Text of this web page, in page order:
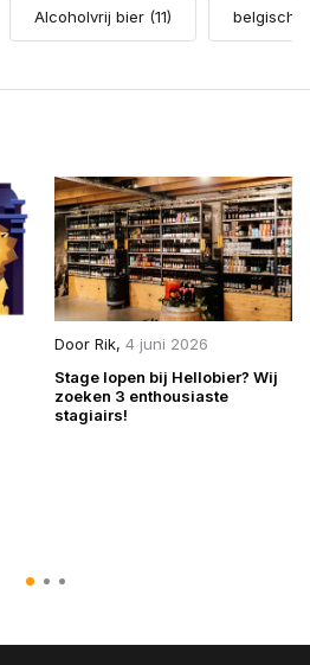
Alcoholvrij bier (11) belgisch
Door Rik, 4 juni 2026
Stage lopen bij Hellobier? Wij
zoeken 3 enthousiaste
stagiairs!